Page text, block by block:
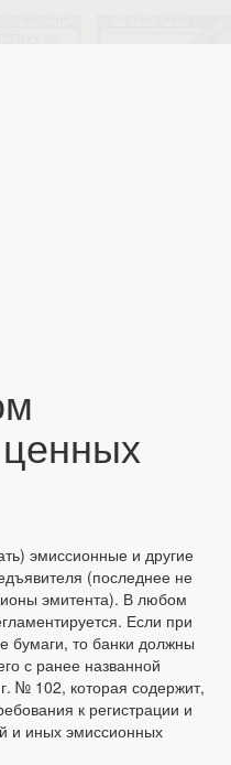
эмиссионные и другие
(последнее не
эмитента). В любом
Если при
бумаги, то банки должны
с ранее названной
№ 102, которая содержит,
к регистрации и
и иных эмиссионных